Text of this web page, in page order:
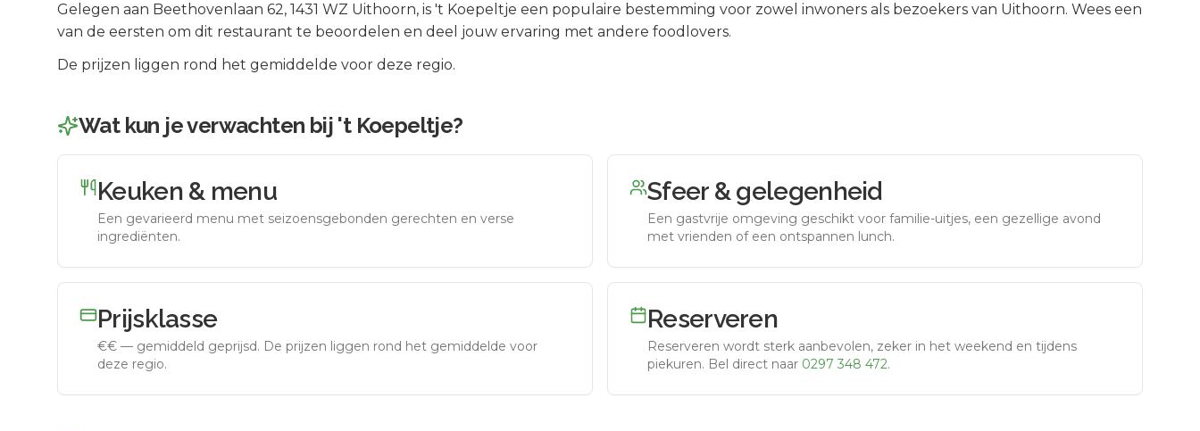
Gelegen aan Beethovenlaan 62, 1431 WZ Uithoorn, is 't Koepeltje een populaire bestemming voor zowel inwoners als bezoekers van Uithoorn. Wees een
van de eersten om dit restaurant te beoordelen en deel jouw ervaring met andere foodlovers.
De prijzen liggen rond het gemiddelde voor deze regio.
Wat kun je verwachten bij 't Koepeltje?
Keuken & menu
Een gevarieerd menu met seizoensgebonden gerechten en verse
ingrediënten.
Sfeer & gelegenheid
Een gastvrije omgeving geschikt voor familie-uitjes, een gezellige avond
met vrienden of een ontspannen lunch.
Prijsklasse
€€ — gemiddeld geprijsd. De prijzen liggen rond het gemiddelde voor
deze regio.
Reserveren
Reserveren wordt sterk aanbevolen, zeker in het weekend en tijdens
piekuren. Bel direct naar 0297 348 472.